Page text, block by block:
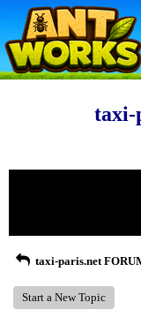
taxi-
taxi-paris.net
Start a New Topic